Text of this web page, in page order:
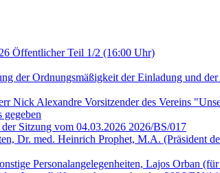
Öffentlicher Teil 1/2 (16:00 Uhr)
der Ordnungsmäßigkeit der Einladung und
Nick Alexandre Vorsitzender des Vereins
Sitzung vom 04.03.2026 2026/BS/017
Dr. med. Heinrich Prophet, M.A. (Präsident
Personalangelegenheiten, Lajos Orban